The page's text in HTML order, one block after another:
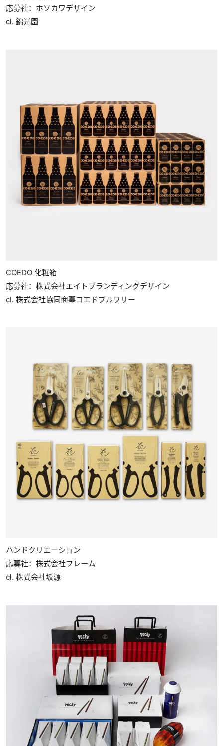
応募社：ホソカワデザイン
cl. 錦光園
COEDO 化粧箱
応募社：株式会社エイトブランディングデザイン
cl. 株式会社協同商事コエドブルワリー
ハンドクリエーション
応募社：株式会社フレーム
cl. 株式会社坂源